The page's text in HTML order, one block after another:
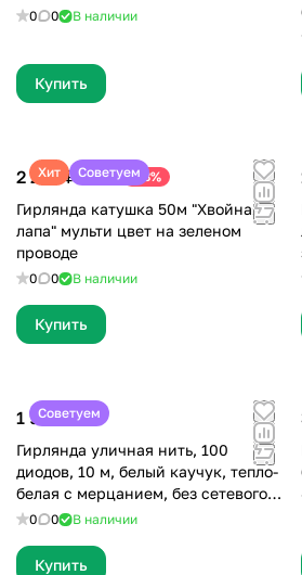
0 0 В наличии
Купить
Хит Советуем
2 290 ₽ 2 800 ₽ -18%
Гирлянда катушка 50м "Хвойная
лапа" мульти цвет на зеленом
проводе
0 0 В наличии
Купить
Советуем
1 999 ₽
Гирлянда уличная нить, 100
диодов, 10 м, белый каучук, тепло-
белая с мерцанием, без сетевого
шнура
0 0 В наличии
Купить